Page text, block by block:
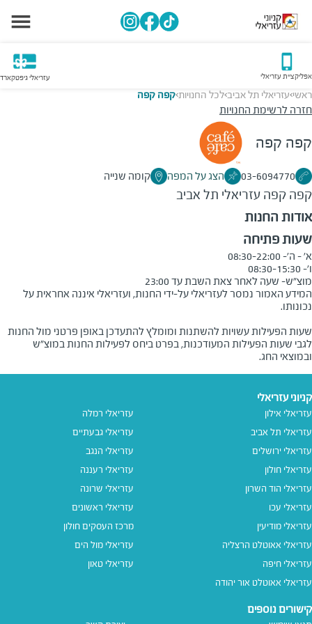
אפליקציית עזריאלי עזריאלי גיפטקארד
ראשי>עזריאלי תל אביב>לכל החנויות>קפה קפה
חזרה לרשימת החנויות
קפה קפה
03-6094770 הצג על המפה קומה שנייה
קפה קפה עזריאלי תל אביב
אודות החנות
שעות פתיחה
מוצ"ש- שעה לאחר צאת השבת עד 23:00
המידע האמור נמסר לעזריאלי על-ידי החנות, ועזריאלי איננה אחראית על
שעות הפעילות עשויות להשתנות ומומלץ להתעדכן באופן פרטני מול החנות
לגבי שעות הפעילות המעודכנות, בפרט ביחס לפעילות החנות במוצ"ש
ובמוצאי החג.
קניוני עזריאלי
עזריאלי אילון
עזריאלי תל אביב
עזריאלי ירושלים
עזריאלי חולון
עזריאלי הוד השרון
עזריאלי עכו
עזריאלי מודיעין
עזריאלי אאוטלט הרצליה
עזריאלי חיפה
עזריאלי אאוטלט אור יהודה
עזריאלי רמלה
עזריאלי גבעתיים
עזריאלי הנגב
עזריאלי רעננה
עזריאלי שרונה
עזריאלי ראשונים
מרכז העסקים חולון
עזריאלי מול הים
עזריאלי טאון
קישורים נוספים